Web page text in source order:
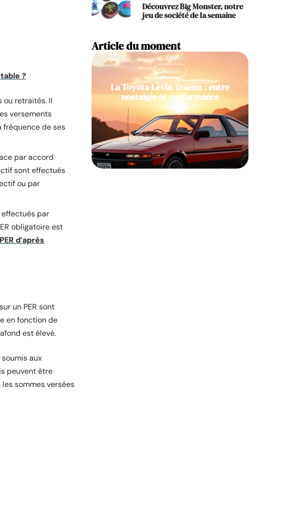
?
ou retraités. Il
versements
de ses
par accord
sont effectués
ou par
effectués par
obligatoire est
d’après
un PER sont
en fonction de
est élevé.
soumis aux
peuvent être
sommes versées
Découvrez Big Monster, notre
jeu de société de la semaine
Article du moment
AUTO
La Toyota Levin Trueno : entre
nostalgie et performance